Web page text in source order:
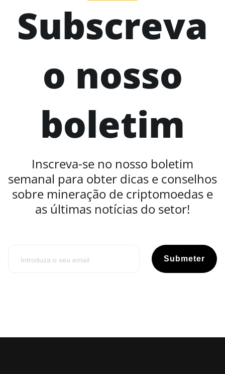
Subscreva
o nosso
boletim
Inscreva-se no nosso boletim
semanal para obter dicas e conselhos
sobre mineração de criptomoedas e
as últimas notícias do setor!
Submeter